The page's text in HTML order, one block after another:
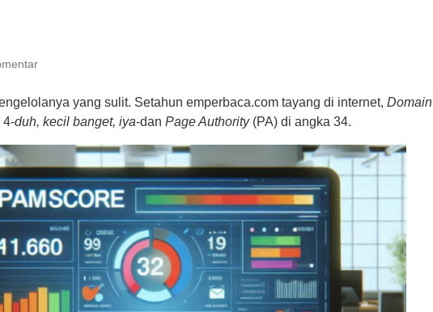
yang sulit. Setahun emperbaca.com tayang di internet, Domain
4-duh, kecil banget, iya-dan Page Authority(PA) di angka 34.